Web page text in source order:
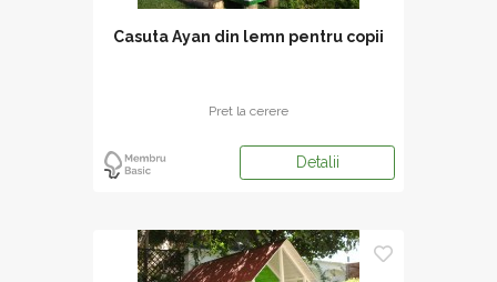
Casuta Ayan din lemn pentru copii
Pret la cerere
Detalii